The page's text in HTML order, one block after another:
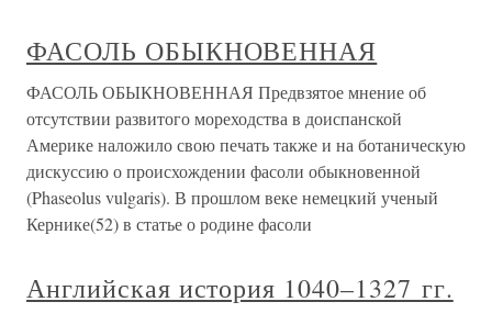
ФАСОЛЬ ОБЫКНОВЕННАЯ
ФАСОЛЬ ОБЫКНОВЕННАЯ Предвзятое мнение об
отсутствии развитого мореходства в доиспанской
Америке наложило свою печать также и на ботаническую
дискуссию о происхождении фасоли обыкновенной
(Phaseolus vulgaris). В прошлом веке немецкий ученый
Кернике(52) в статье о родине фасоли
Английская история 1040–1327 гг.